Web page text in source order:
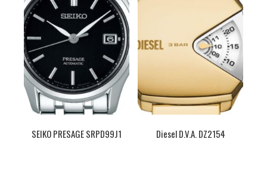
SEIKO PRESAGE SRPD99J1 Diesel D.V.A. DZ2154